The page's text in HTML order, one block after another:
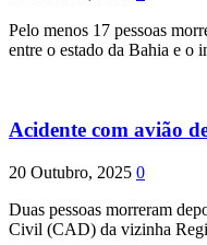
Pelo menos 17 pessoas
entre o estado da Bahia e o
Acidente com avião
20 Outubro, 2025 0
Duas pessoas morreram
Civil (CAD) da vizinha